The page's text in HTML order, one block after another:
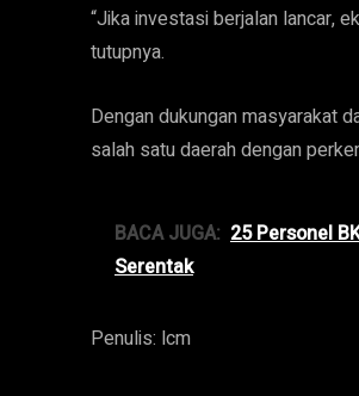
“Jika investasi berjalan lancar,
tutupnya.
Dengan dukungan masyarakat
salah satu daerah dengan
BACA JUGA: 25 Personel
Serentak
Penulis: lcm